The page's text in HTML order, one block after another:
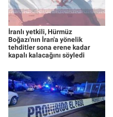
İranlı yetkili, Hürmüz
Boğazı'nın İran'a yönelik
tehditler sona erene kadar
kapalı kalacağını söyledi